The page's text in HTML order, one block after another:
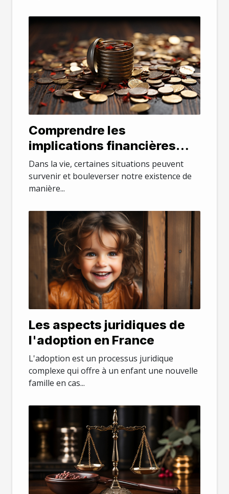
Comprendre les
implications financières
d'un divorce
Dans la vie, certaines situations peuvent
survenir et bouleverser notre existence de
manière...
Les aspects juridiques de
l'adoption en France
L'adoption est un processus juridique
complexe qui offre à un enfant une nouvelle
famille en cas...